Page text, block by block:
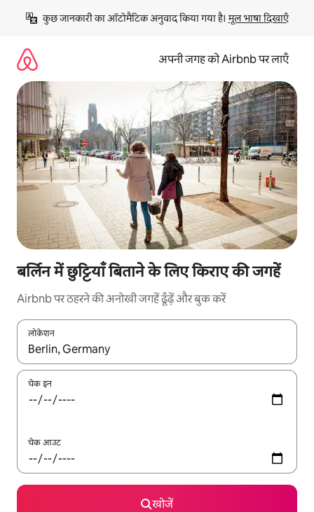
छोड़कर
कॉन्टेंट
कुछ जानकारी का ऑटोमैटिक अनुवाद किया गया है। मूल भाषा दिखाएँ
अपनी जगह को Airbnb पर लाएँ
बर्लिन में छुट्टियाँ बिताने के लिए किराए की जगहें
Airbnb पर ठहरने की अनोखी जगहें ढूँढ़ें और बुक करें
लोकेशन
नतीजों के उपलब्ध होने पर, अप और डाउन 'ऐरो की' का इस्तेमाल करके नेविगेट
चेक इन
चेक आउट
खोजें